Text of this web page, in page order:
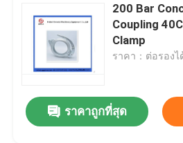
200 Bar
Coupling
Clamp
ราคา：ต่อรองไ
ราคาถูกที่สุด